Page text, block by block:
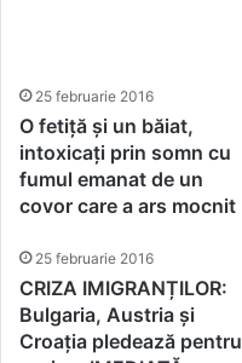
25 februarie 2016
O fetiță și un băiat,
intoxicați prin somn cu
fumul emanat de un
covor care a ars mocnit
25 februarie 2016
CRIZA IMIGRANȚILOR:
Bulgaria, Austria și
Croația pledează pentru